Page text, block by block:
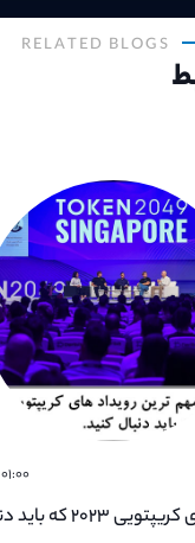
RELATED BLOGS
۰۱:۰۰ دوشنبه - ۱۴۰۱/۶/۱۴
مهم ترین رویداد های